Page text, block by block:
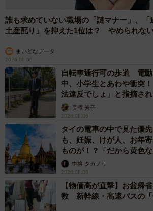
誰も求めていない職場の「謎マナー」、「
土産配り」を抑えた1位は？ やめられない
まいどなデータ
2026.08.06
自転車通行可の歩道 電
中、小学生とあわや衝突
法違反でしょ」と指摘さ
説】長澤 芳子
2026.08.06
タイの電車の中で見た優
も、妊娠、けが人、お
ものが！？「だから黄色な
中将 タカノリ
2026.08.06
【物価高が直撃】お盆帰
数 新幹線・高速バスの「